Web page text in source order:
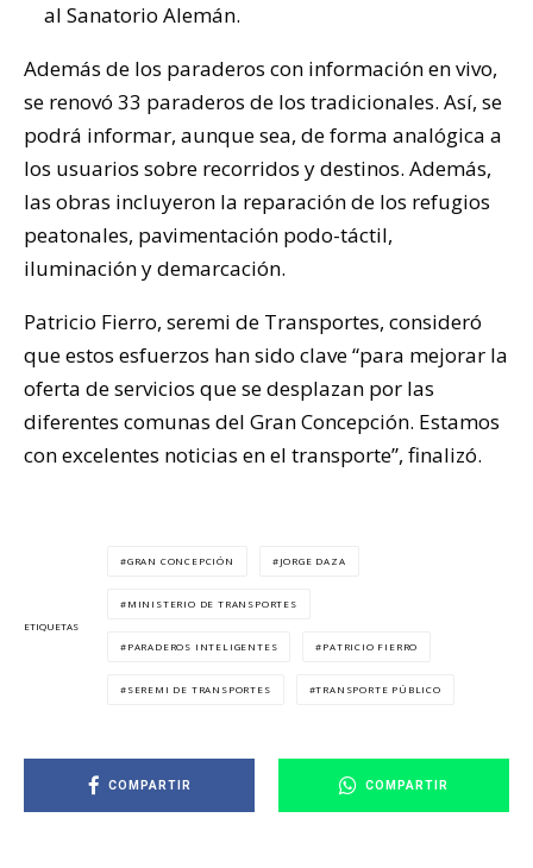
al Sanatorio Alemán.
Además de los paraderos con información en vivo,
se renovó 33 paraderos de los tradicionales. Así, se
podrá informar, aunque sea, de forma analógica a
los usuarios sobre recorridos y destinos. Además,
las obras incluyeron la reparación de los refugios
peatonales, pavimentación podo-táctil,
iluminación y demarcación.
Patricio Fierro, seremi de Transportes, consideró
que estos esfuerzos han sido clave “para mejorar la
oferta de servicios que se desplazan por las
diferentes comunas del Gran Concepción. Estamos
con excelentes noticias en el transporte”, finalizó.
ETIQUETAS
GRAN CONCEPCIÓN JORGE DAZA
MINISTERIO DE TRANSPORTES
PARADEROS INTELIGENTES PATRICIO FIERRO
SEREMI DE TRANSPORTES TRANSPORTE PÚBLICO
COMPARTIR COMPARTIR